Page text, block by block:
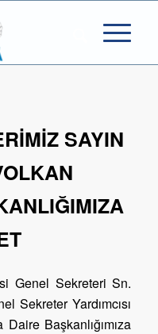
SAYIN
Genel Sekreteri Sn.
Sekreter Yardımcısı
Başkanlığımıza